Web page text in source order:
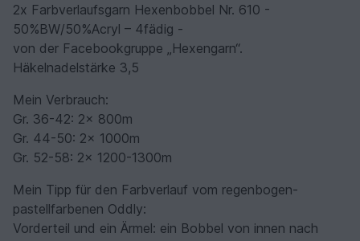
2x Farbverlaufsgarn Hexenbobbel Nr. 610 -
50%BW/50%Acryl – 4fädig -
von der Facebookgruppe „Hexengarn“.
Häkelnadelstärke 3,5
Mein Verbrauch:
Gr. 36-42: 2x 800m
Gr. 44-50: 2x 1000m
Gr. 52-58: 2x 1200-1300m
Mein Tipp für den Farbverlauf vom regenbogen-
pastellfarbenen Oddly:
Vorderteil und ein Ärmel: ein Bobbel von innen nach